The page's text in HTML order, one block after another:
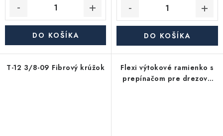
DO KOŠÍKA DO KOŠÍKA
T-12 3/8-09 Fibrový krúžok
Flexi výtokové ramienko s
prepínačom pre drezové